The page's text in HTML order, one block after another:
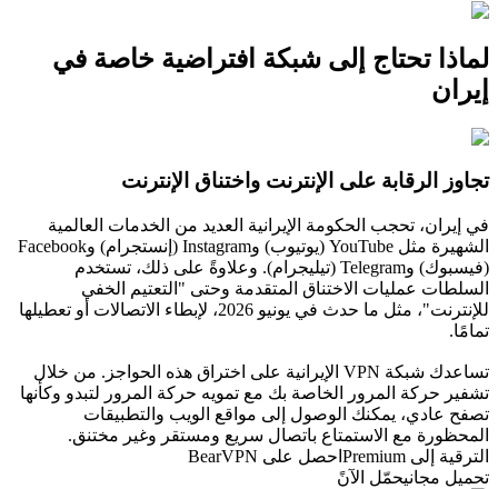
لماذا تحتاج إلى شبكة افتراضية خاصة في
إيران
تجاوز الرقابة على الإنترنت واختناق الإنترنت
في إيران، تحجب الحكومة الإيرانية العديد من الخدمات العالمية
الشهيرة مثل YouTube (يوتيوب) وInstagram (إنستجرام) وFacebook
(فيسبوك) وTelegram (تيليجرام). وعلاوةً على ذلك، تستخدم
السلطات عمليات الاختناق المتقدمة وحتى "التعتيم الخفي
للإنترنت"، مثل ما حدث في يونيو 2026، لإبطاء الاتصالات أو تعطيلها
تمامًا.
تساعدك شبكة VPN الإيرانية على اختراق هذه الحواجز. من خلال
تشفير حركة المرور الخاصة بك مع تمويه حركة المرور لتبدو وكأنها
تصفح عادي، يمكنك الوصول إلى مواقع الويب والتطبيقات
المحظورة مع الاستمتاع باتصال سريع ومستقر وغير مختنق.
الترقية إلى Premium
احصل على BearVPN
تحميل مجانيحمّل الآنً